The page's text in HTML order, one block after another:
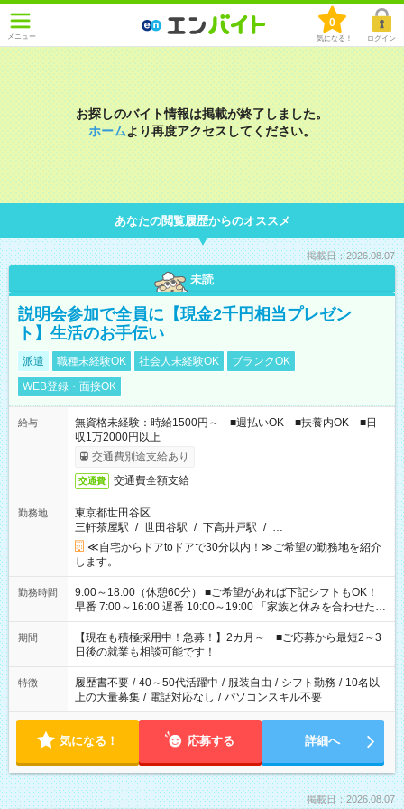
メニュー
0
気になる！ ログイン
お探しのバイト情報は掲載が終了しました。
ホームより再度アクセスしてください。
あなたの閲覧履歴からのオススメ
掲載日：2026.08.07
未読
説明会参加で全員に【現金2千円相当プレゼン
ト】生活のお手伝い
派遣 職種未経験OK 社会人未経験OK
ブランクOK
WEB登録・面接OK
給与
無資格未経験：時給1500円～ ■週払いOK ■扶養内OK ■日
収1万2000円以上
交通費別途支給あり
交通費 交通費全額支給
勤務地
東京都世田谷区
三軒茶屋駅 / 世田谷駅 / 下高井戸駅 / …
≪自宅からドアtoドアで30分以内！≫ご希望の勤務地を紹介
します。
勤務時間
9:00～18:00（休憩60分） ■ご希望があれば下記シフトもOK！
早番 7:00～16:00 遅番 10:00～19:00 「家族と休みを合わせた
い」 「余裕を持って夕飯の準備がしたい」 「できれば残業はし
たくない」 など、ご希望を教えてくださいね。 ※Wワーク希望
の方へ 今ご覧のお仕事で希望する勤務時間と、もう1つのお仕事
の勤務時間。 合計で週40時間を超える場合は応募できません。
期間
【現在も積極採用中！急募！】2カ月～ ■ご応募から最短2～3
日後の就業も相談可能です！
特徴 履歴書不要 / 40～50代活躍中 / 服装自由 / シフト勤務 / 10名以
上の大量募集 / 電話対応なし / パソコンスキル不要
気になる！ 応募する 詳細へ
掲載日：2026.08.07